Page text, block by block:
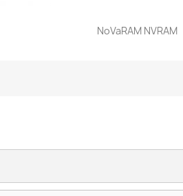
NoVaRAM NVRAM